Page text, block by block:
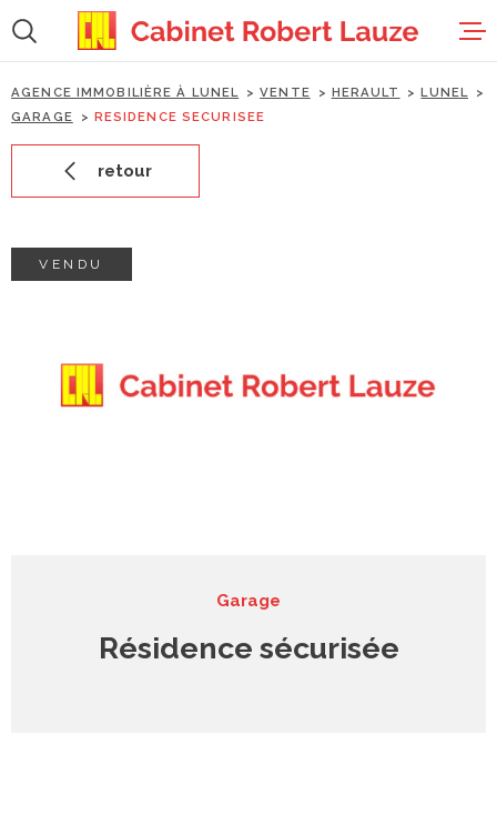
:la
recherche
au
menu
principal
au
contenu
accueil
AGENCE IMMOBILIÈRE À LUNEL VENTE HERAULT
LUNEL
GARAGE
RESIDENCE SECURISEE
retour
VENDU
Garage
Résidence sécurisée